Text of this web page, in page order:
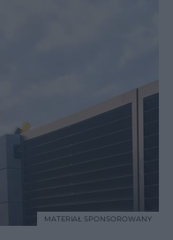
MATERIAŁ SPONSOROWANY